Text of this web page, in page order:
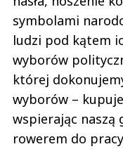
symbolami
ludzi pod kątem
wyborów
której
wyborów –
wspierając naszą
rowerem do